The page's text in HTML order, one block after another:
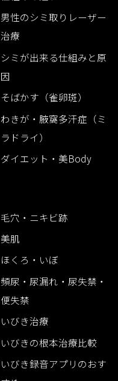
男性のシミ取りレーザー
治療
シミが出来る仕組みと原
因
そばかす（雀卵斑）
わきが・腋窩多汗症（ミ
ラドライ）
ダイエット・美Body
毛穴・ニキビ跡
美肌
ほくろ・いぼ
頻尿・尿漏れ・尿失禁・
便失禁
いびき治療
いびきの根本治療比較
いびき録音アプリのおす